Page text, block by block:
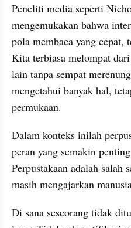
Peneliti media seperti
mengemukakan bahwa
pola membaca yang cepat,
Kita terbiasa melompat
lain tanpa sempat
mengetahui banyak hal,
permukaan.
Dalam konteks inilah
peran yang semakin
Perpustakaan adalah salah
masih mengajarkan
Di sana seseorang tidak